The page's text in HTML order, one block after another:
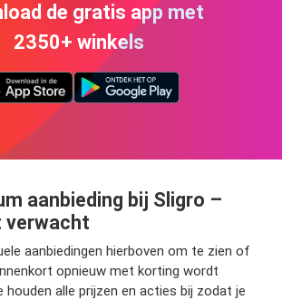
de gratis app met
2350+ winkels
aanbieding bij Sligro –
verwacht
aanbiedingen hierboven om te zien of
opnieuw met korting wordt
houden alle prijzen en acties bij zodat je